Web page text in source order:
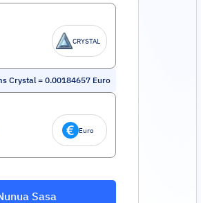
CRYSTAL
Crystal= 0.00184657 Euro
Euro
Sasa